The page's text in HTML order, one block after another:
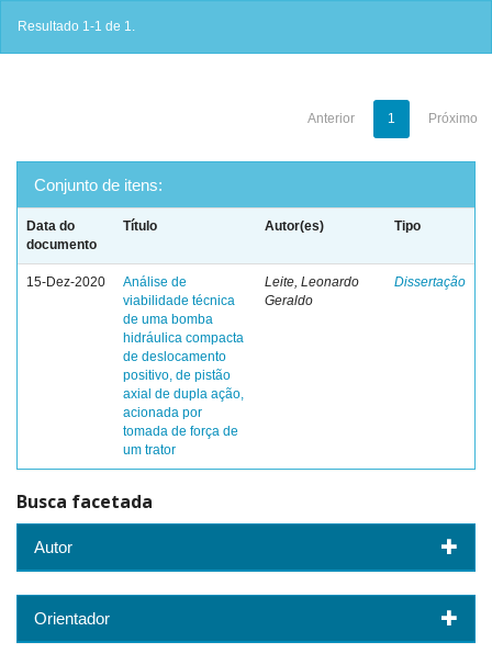
Resultado 1-1 de 1.
Anterior 1 Próximo
Conjunto de itens:
Data do
documento
Título Autor(es) Tipo
15-Dez-2020
Análise de
viabilidade técnica
de uma bomba
hidráulica compacta
de deslocamento
positivo, de pistão
axial de dupla ação,
acionada por
tomada de força de
um trator
Leite, Leonardo
Geraldo
Dissertação
Busca facetada
Autor
Orientador